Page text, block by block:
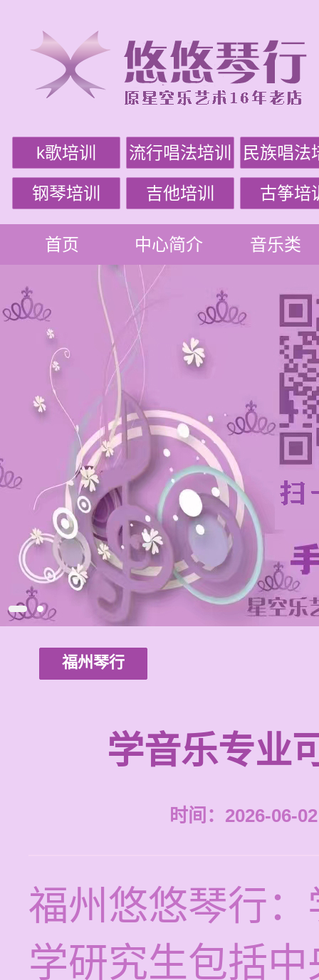
k歌培训 流行唱法培训 民族唱法
钢琴培训 吉他培训 古筝培
首页 中心简介 音乐类
福州琴行
学音乐专业
时间：2026-06-
福州悠悠琴行
学研究生包括